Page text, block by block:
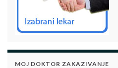
MOJ DOKTOR ZAKAZIVANJE